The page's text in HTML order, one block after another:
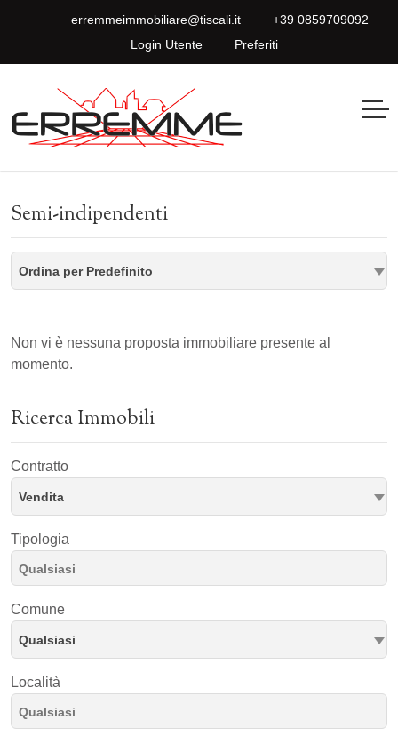
erremmeimmobiliare@tiscali.it
+39 0859709092
Login Utente
Preferiti
Semi-indipendenti
Ordina per Predefinito
Non vi è nessuna proposta immobiliare presente al
momento.
Ricerca Immobili
Contratto
Vendita
Tipologia
Comune
Qualsiasi
Località